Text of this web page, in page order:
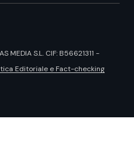
S.L. CIF: B56621311 -
Editoriale e Fact-checking